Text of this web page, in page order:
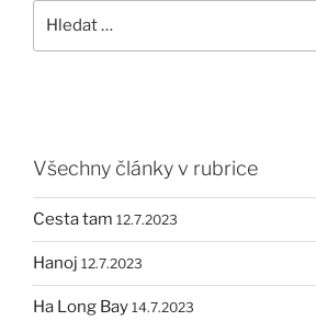
Všechny články v rubrice
Cesta tam 12.7.2023
Hanoj 12.7.2023
Ha Long Bay 14.7.2023